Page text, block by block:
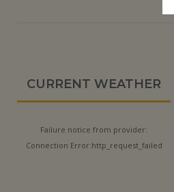
CURRENT WEATHER
Failure notice from provider:
Connection Error:http_request_failed